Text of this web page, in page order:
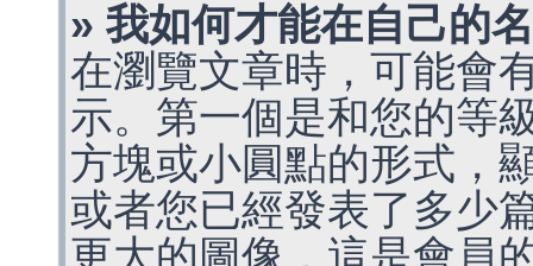
» 我如何才能在自己的
在瀏覽文章時，可能會
示。第一個是和您的等
方塊或小圓點的形式，
或者您已經發表了多少
更大的圖像，這是會員